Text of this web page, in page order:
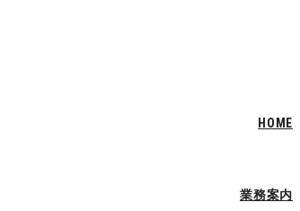
HOME
業務案内